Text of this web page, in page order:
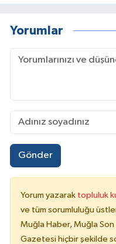
Yorumlar
Gönder
Yorum yazarak topluluk
ve tüm sorumluluğu
Muğla Haber, Muğla
Gazetesi hiçbir şekilde